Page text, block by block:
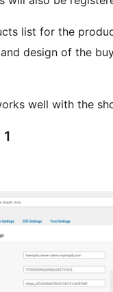
list for the
design of the
well with the